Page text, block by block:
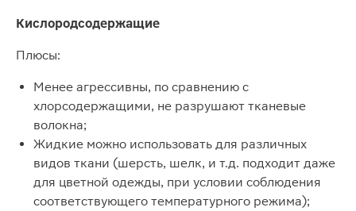
Кислородсодержащие
Плюсы:
Менее агрессивны, по сравнению с
хлорсодержащими, не разрушают тканевые
волокна;
Жидкие можно использовать для различных
видов ткани (шерсть, шелк, и т.д. подходит даже
для цветной одежды, при условии соблюдения
соответствующего температурного режима);